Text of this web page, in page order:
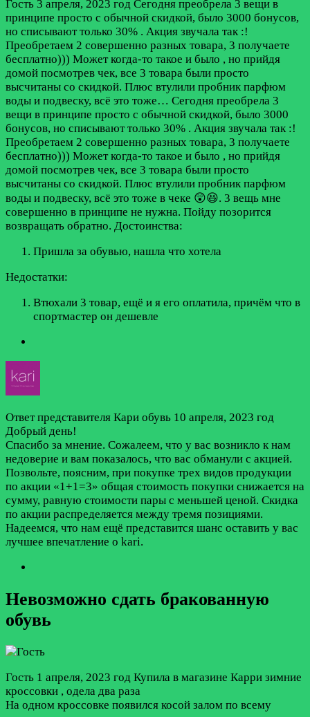
Гость 3 апреля, 2023 год Сегодня преобрела 3 вещи в
принципе просто с обычной скидкой, было 3000 бонусов,
но списывают только 30% . Акция звучала так :!
Преобретаем 2 совершенно разных товара, 3 получаете
бесплатно))) Может когда-то такое и было , но прийдя
домой посмотрев чек, все 3 товара были просто
высчитаны со скидкой. Плюс втулили пробник парфюм
воды и подвеску, всё это тоже… Сегодня преобрела 3
вещи в принципе просто с обычной скидкой, было 3000
бонусов, но списывают только 30% . Акция звучала так :!
Преобретаем 2 совершенно разных товара, 3 получаете
бесплатно))) Может когда-то такое и было , но прийдя
домой посмотрев чек, все 3 товара были просто
высчитаны со скидкой. Плюс втулили пробник парфюм
воды и подвеску, всё это тоже в чеке 😲😆. 3 вещь мне
совершенно в принципе не нужна. Пойду позорится
возвращать обратно. Достоинства:
Пришла за обувью, нашла что хотела
Недостатки:
Втюхали 3 товар, ещё и я его оплатила, причём что в
спортмастер он дешевле
Ответ представителя Кари обувь 10 апреля, 2023 год
Добрый день!
Спасибо за мнение. Сожалеем, что у вас возникло к нам
недоверие и вам показалось, что вас обманули с акцией.
Позвольте, поясним, при покупке трех видов продукции
по акции «1+1=3» общая стоимость покупки снижается на
сумму, равную стоимости пары с меньшей ценой. Скидка
по акции распределяется между тремя позициями.
Надеемся, что нам ещё представится шанс оставить у вас
лучшее впечатление о kari.
Невозможно сдать бракованную
обувь
Гость 1 апреля, 2023 год Купила в магазине Карри зимние
кроссовки , одела два раза
На одном кроссовке появился косой залом по всему